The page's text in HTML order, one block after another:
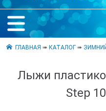
ГЛАВНАЯ ➠КАТАЛОГ ➠
Лыжи
Step